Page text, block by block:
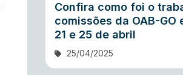
Confira como foi o
comissões da OAB-GO
21 e 25 de abril
25/04/2025